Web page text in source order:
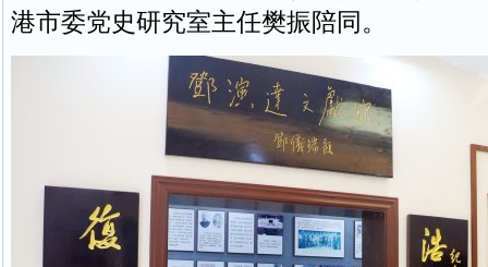
港市委党史研究室主任樊振陪同。